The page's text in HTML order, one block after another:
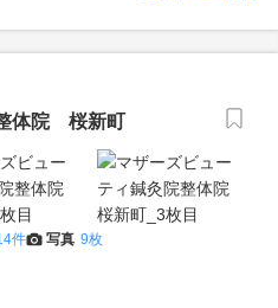
体院 桜新町
件 写真 9枚